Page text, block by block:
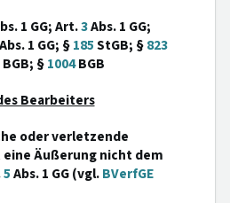
1 GG; Art.3Abs. 1 GG;
Abs. 1 GG; §185StGB; §823
§1004BGB
Bearbeiters
oder verletzende
Äußerung nicht dem
5Abs. 1 GG (vgl.BVerfGE